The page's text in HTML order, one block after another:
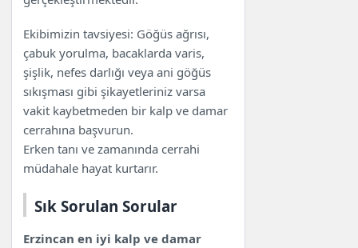
Ekibimizin tavsiyesi: Göğüs ağrısı,
çabuk yorulma, bacaklarda varis,
şişlik, nefes darlığı veya ani göğüs
sıkışması gibi şikayetleriniz varsa
vakit kaybetmeden bir kalp ve damar
cerrahına başvurun.
Erken tanı ve zamanında cerrahi
müdahale hayat kurtarır.
Sık Sorulan Sorular
Erzincan en iyi kalp ve damar